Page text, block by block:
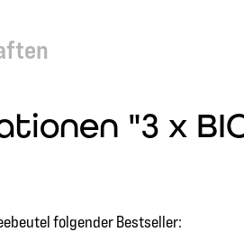
"3 x
folgender Bestseller: